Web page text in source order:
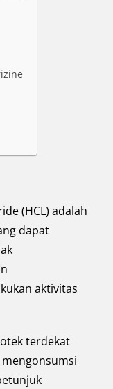
(HCL) adalah
dapat
aktivitas
terdekat